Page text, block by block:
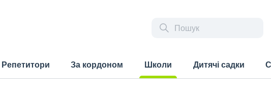
Репетитори За кордоном
Школи
Дитячі садки